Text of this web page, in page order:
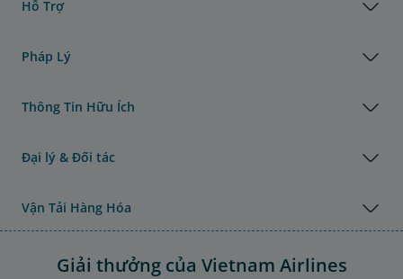
Hỗ Trợ
Pháp Lý
Thông Tin Hữu Ích
Đại lý & Đối tác
Vận Tải Hàng Hóa
Giải thưởng của Vietnam Airlines